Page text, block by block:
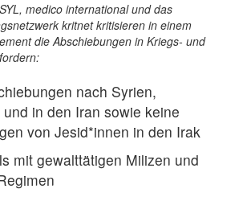
medico international und das
kritnet kritisieren in einem
die Abschiebungen in Kriegs- und
nach Syrien,
in den Iran sowie keine
von Jesid*innen in den Irak
mit gewalttätigen Milizen und